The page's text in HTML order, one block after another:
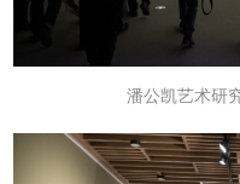
潘公凯艺术研